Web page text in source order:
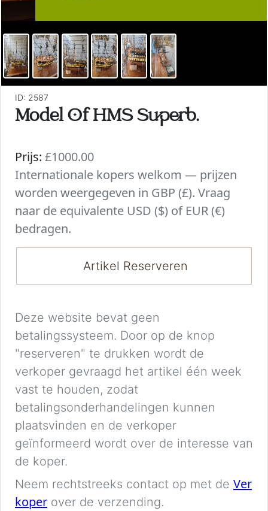
ID: 2587
Model Of HMS Superb.
Prijs: £1000.00
Internationale kopers welkom — prijzen
worden weergegeven in GBP (£). Vraag
naar de equivalente USD ($) of EUR (€)
bedragen.
Artikel Reserveren
Deze website bevat geen
betalingssysteem. Door op de knop
"reserveren" te drukken wordt de
verkoper gevraagd het artikel één week
vast te houden, zodat
betalingsonderhandelingen kunnen
plaatsvinden en de verkoper
geïnformeerd wordt over de interesse van
de koper.
Neem rechtstreeks contact op met de Ver
koper over de verzending.